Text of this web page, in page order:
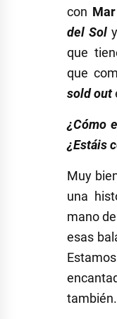
con
del Sol
que
que
sold out
¿Cómo
¿Estáis
Muy
una
mano
esas
también.